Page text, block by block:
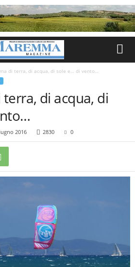
di terra, di acqua, di sole e… di vento…
di acqua, di
2016 2830 0